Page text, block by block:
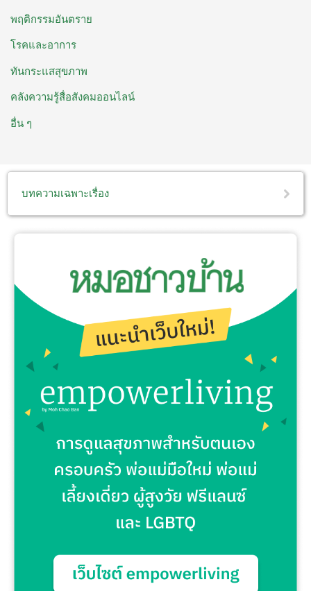
พฤติกรรมอันตราย
โรคและอาการ
ทันกระแสสุขภาพ
คลังความรู้สื่อสังคมออนไลน์
อื่น ๆ
บทความเฉพาะเรื่อง